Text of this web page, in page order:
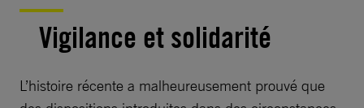
Vigilance et solidarité
L’histoire récente a malheureusement prouvé que